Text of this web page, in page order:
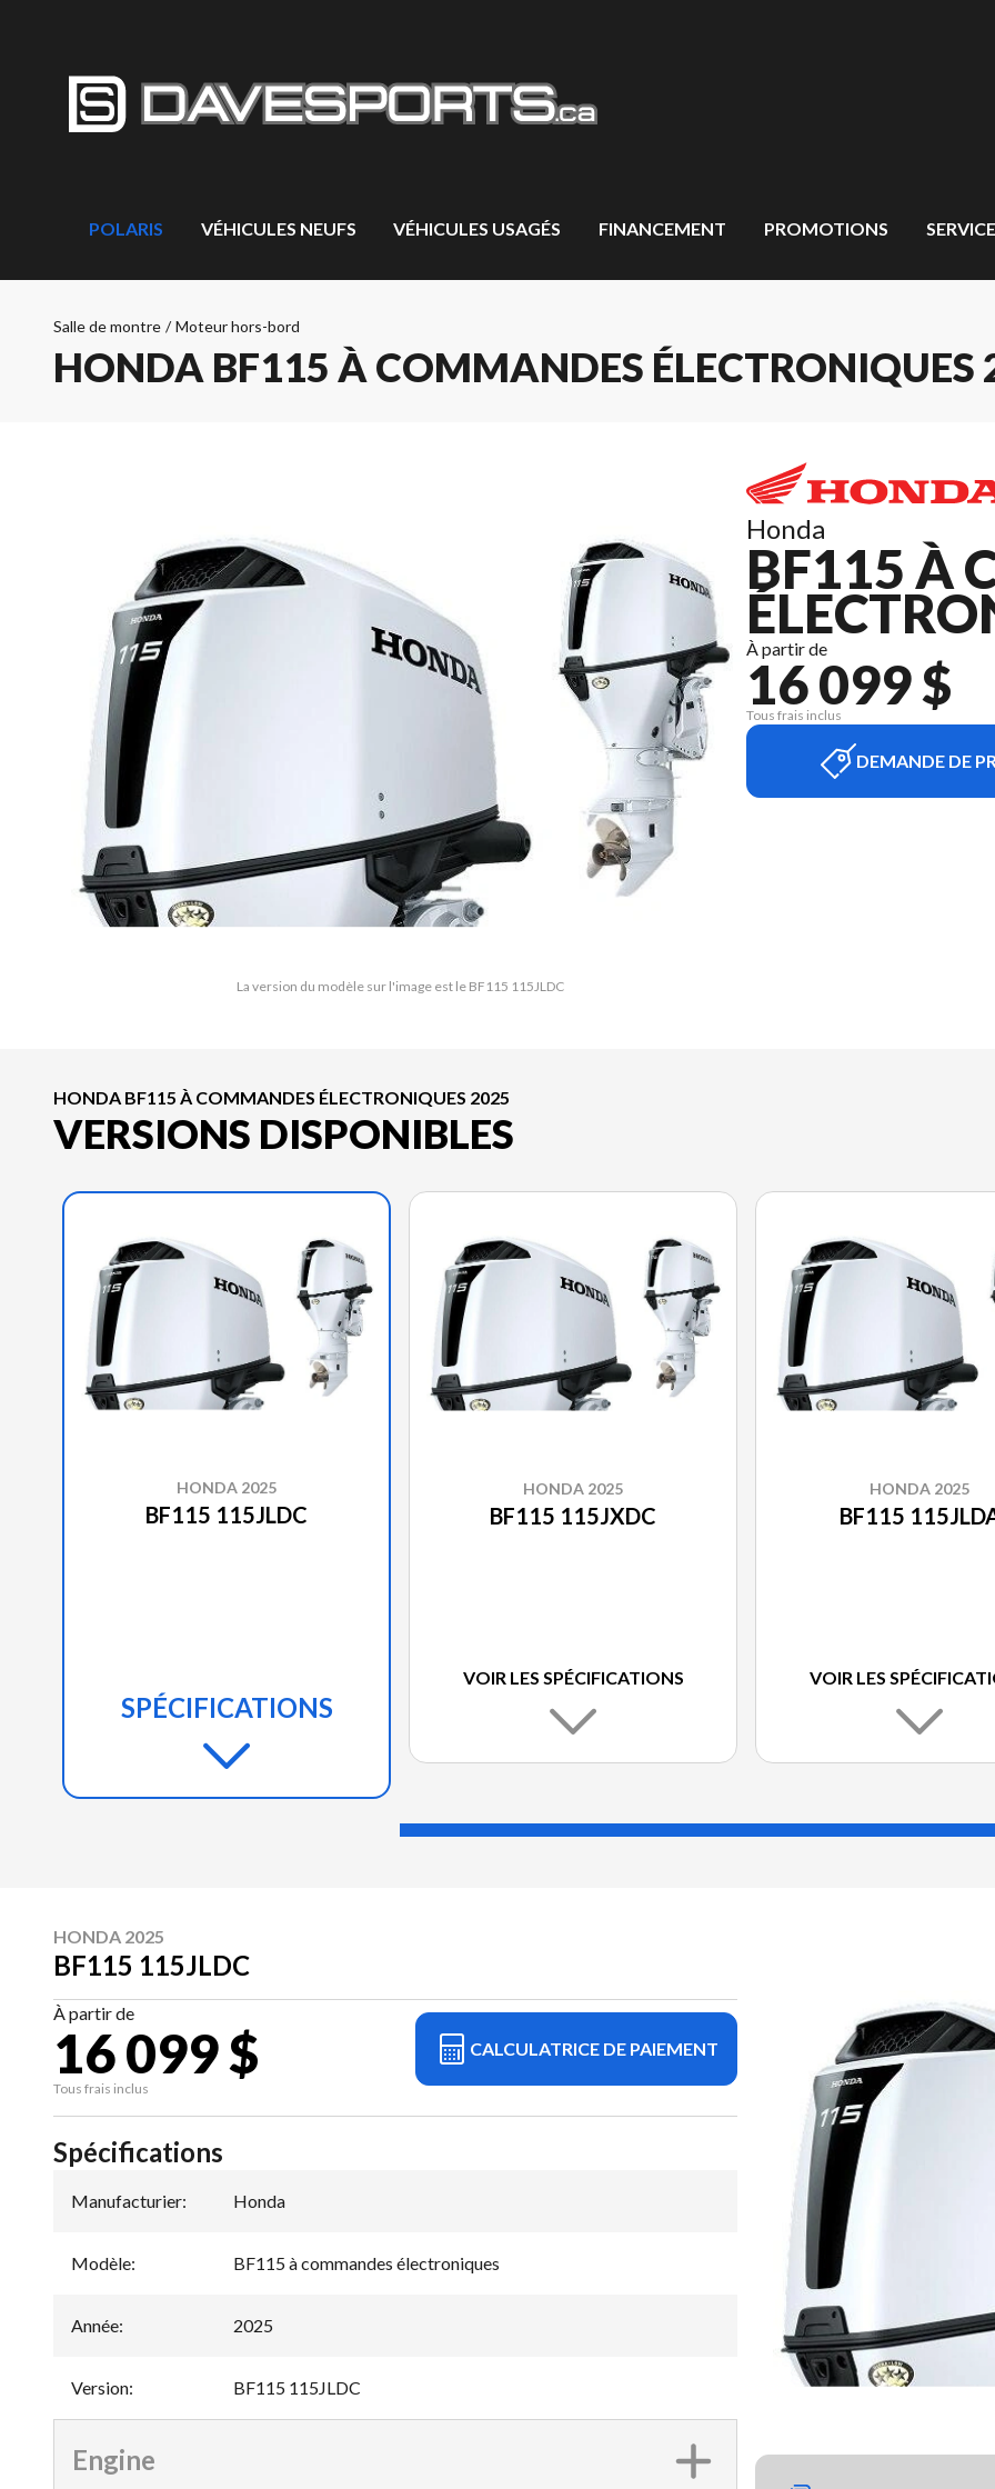
POLARIS VÉHICULES NEUFS VÉHICULES USAGÉS FINANCEMENT PROMOTIONS
Salle de montre / Moteur hors-bord
HONDA BF115 À COMMANDES ÉLECTRONIQUES
La version du modèle sur l'image est le BF115 115JLDC
Honda
BF115 À
À partir de
16 099 $
Tous frais inclus
DEMANDE DE
HONDA BF115 À COMMANDES ÉLECTRONIQUES 2025
VERSIONS DISPONIBLES
HONDA 2025
BF115 115JLDC
SPÉCIFICATIONS
HONDA 2025
BF115 115JXDC
VOIR LES SPÉCIFICATIONS
HONDA 2025
BF115
VOIR LES
HONDA 2025
BF115 115JLDC
À partir de
16 099 $
Tous frais inclus
CALCULATRICE DE PAIEMENT
Spécifications
Manufacturier: Honda
Modèle: BF115 à commandes électroniques
Année: 2025
Version: BF115 115JLDC
Engine